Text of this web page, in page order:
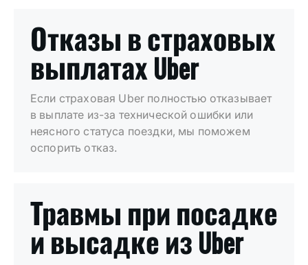
Отказы в страховых
выплатах Uber
Если страховая Uber полностью отказывает
в выплате из-за технической ошибки или
неясного статуса поездки, мы поможем
оспорить отказ.
Травмы при посадке
и высадке из Uber